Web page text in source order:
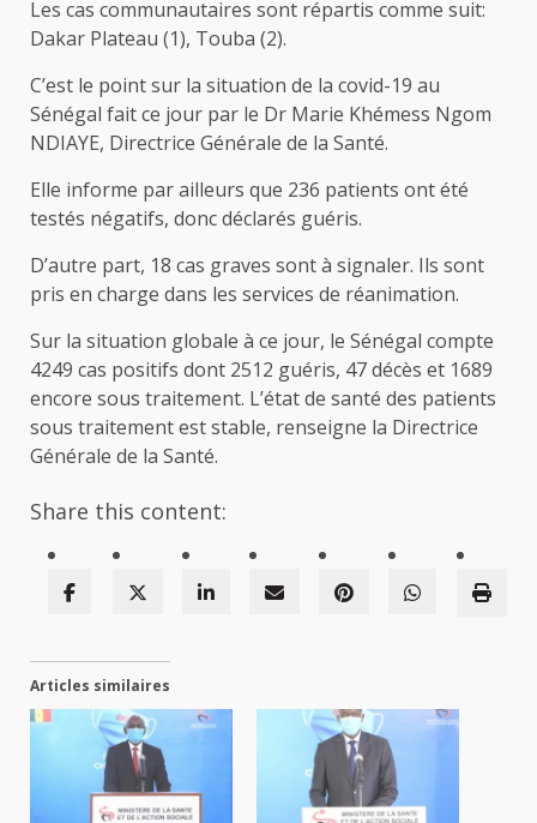
Les cas communautaires sont répartis comme suit:
Dakar Plateau (1), Touba (2).
C’est le point sur la situation de la covid-19 au
Sénégal fait ce jour par le Dr Marie Khémess Ngom
NDIAYE, Directrice Générale de la Santé.
Elle informe par ailleurs que 236 patients ont été
testés négatifs, donc déclarés guéris.
D’autre part, 18 cas graves sont à signaler. Ils sont
pris en charge dans les services de réanimation.
Sur la situation globale à ce jour, le Sénégal compte
4249 cas positifs dont 2512 guéris, 47 décès et 1689
encore sous traitement. L’état de santé des patients
sous traitement est stable, renseigne la Directrice
Générale de la Santé.
Share this content:
Articles similaires